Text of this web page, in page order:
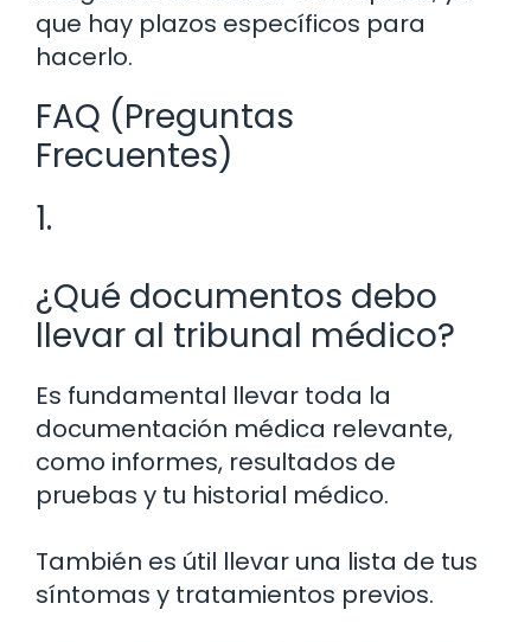
que hay plazos específicos para
hacerlo.
FAQ (Preguntas
Frecuentes)
1.
¿Qué documentos debo
llevar al tribunal médico?
Es fundamental llevar toda la
documentación médica relevante,
como informes, resultados de
pruebas y tu historial médico.
También es útil llevar una lista de tus
síntomas y tratamientos previos.